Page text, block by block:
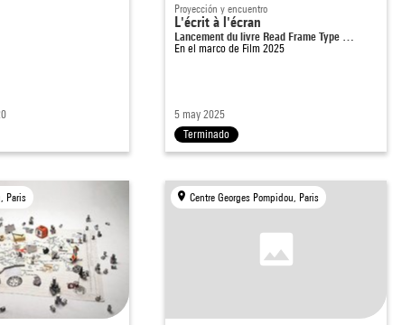
Proyección y encuentro
L'écrit à l'écran
Lancement du livre Read Frame Type …
En el marco de Film 2025
5 may 2025
Terminado
Paris Centre Georges Pompidou, Paris